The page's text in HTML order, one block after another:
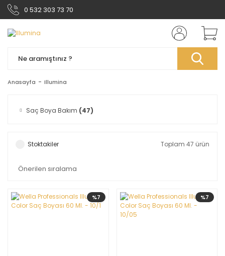
0 532 303 73 70
Anasayfa Illumina
Saç Boya Bakım (47)
Stoktakiler Toplam 47 ürün
%7 %7